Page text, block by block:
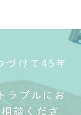
づけて45年
ラブルにお
談くださ